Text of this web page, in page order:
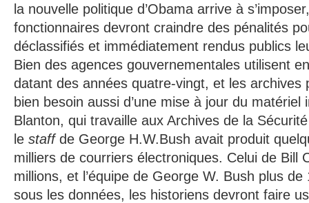
la nouvelle politique d’Obama arrive à
fonctionnaires devront craindre des pénalités
déclassifiés et immédiatement rendus publics
Bien des agences gouvernementales utilisent
datant des années quatre-vingt, et les archives
bien besoin aussi d’une mise à jour du matériel
Blanton, qui travaille aux Archives de la
le staffde George H.W.Bush avait produit
milliers de courriers électroniques. Celui de Bill
millions, et l’équipe de George W. Bush plus
sous les données, les historiens devront faire